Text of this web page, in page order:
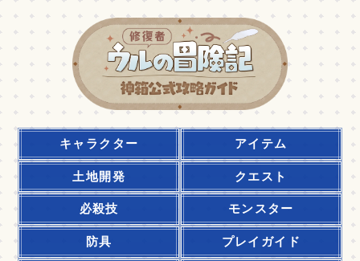
キャラクター アイテム
土地開発 クエスト
必殺技 モンスター
防具 プレイガイド